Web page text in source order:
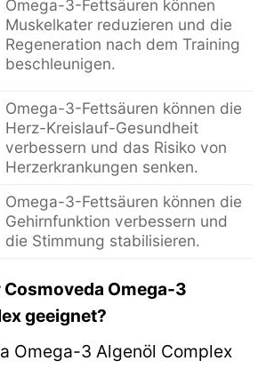
Omega-3-Fettsäuren können
Muskelkater reduzieren und die
Regeneration nach dem Training
beschleunigen.
Omega-3-Fettsäuren können die
Herz-Kreislauf-Gesundheit
verbessern und das Risiko von
Herzerkrankungen senken.
Omega-3-Fettsäuren können die
Gehirnfunktion verbessern und
die Stimmung stabilisieren.
Cosmoveda Omega-3
geeignet?
Omega-3 Algenöl Complex